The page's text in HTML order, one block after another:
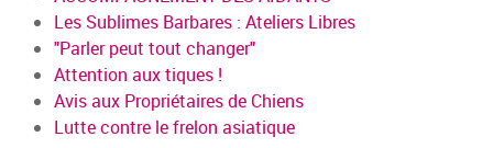
Les Sublimes Barbares : Ateliers Libres
"Parler peut tout changer"
Attention aux tiques !
Avis aux Propriétaires de Chiens
Lutte contre le frelon asiatique